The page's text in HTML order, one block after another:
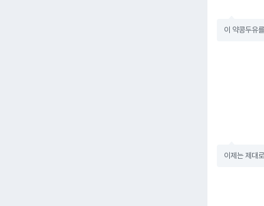
이 약콩두유
이제는 제대